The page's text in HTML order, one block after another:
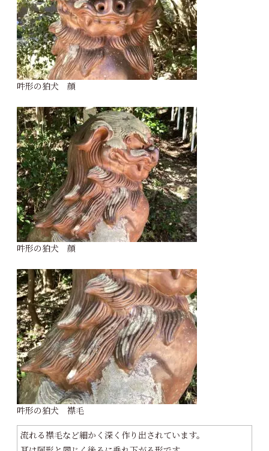
吽形の狛犬 顔
吽形の狛犬 顔
吽形の狛犬 襟毛
流れる襟毛など細かく深く作り出されています。